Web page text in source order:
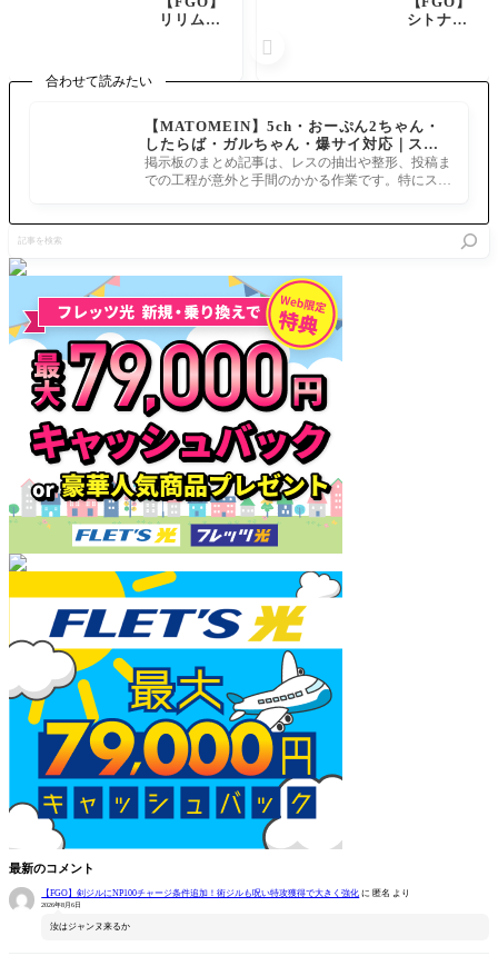
合わせて読みたい
【MATOMEIN】5ch・おーぷん2ちゃん・
したらば・ガルちゃん・爆サイ対応｜スマ
ホでまとめ記事を作れるアプリ FGOのまと
め記事ができるまで
掲示板のまとめ記事は、レスの抽出や整形、投稿ま
での工程が意外と手間のかかる作業です。特にスマ
を
検
最新のコメント
【FGO】剣ジルにNP100チャージ条件追加！術ジルも呪い特攻獲得で大きく強化 に 匿名 より
2026年8月6日
汝はジャンヌ来るか
リリムハ
イルウォ
ー』駆け
込み攻略
今回は結
シトナイ
特攻追加
であのサ
ーヴァン
トに刺さ
